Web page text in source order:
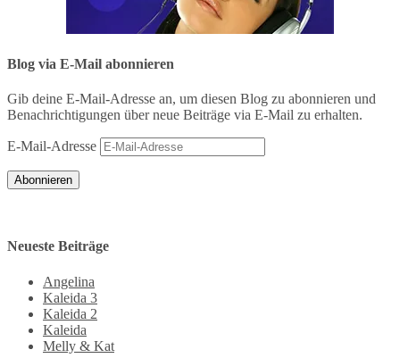
Blog via E-Mail abonnieren
Gib deine E-Mail-Adresse an, um diesen Blog zu abonnieren und
Benachrichtigungen über neue Beiträge via E-Mail zu erhalten.
E-Mail-Adresse
Abonnieren
Neueste Beiträge
Angelina
Kaleida 3
Kaleida 2
Kaleida
Melly & Kat